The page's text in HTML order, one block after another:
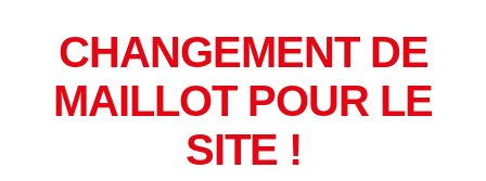
CHANGEMENT DE
MAILLOT POUR LE
SITE !